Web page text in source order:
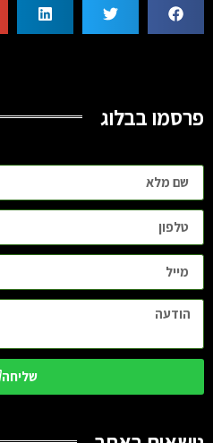
פרסמו בבלוג
שליחה